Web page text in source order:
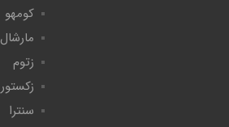
کومهو
مارشال
زتوم
زکستور
سنترا